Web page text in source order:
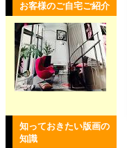
お客様のご自宅ご紹介
知っておきたい版画の
知識